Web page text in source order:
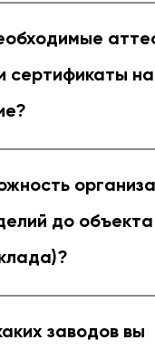
сертификаты на
до объекта
заводов вы